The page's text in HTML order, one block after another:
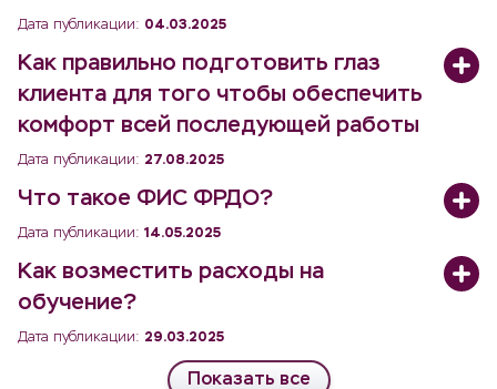
Дата публикации: 04.03.2025
Как правильно подготовить глаз
клиента для того чтобы обеспечить
комфорт всей последующей работы
Дата публикации: 27.08.2025
Что такое ФИС ФРДО?
Дата публикации: 14.05.2025
Как возместить расходы на
обучение?
Дата публикации: 29.03.2025
Показать все